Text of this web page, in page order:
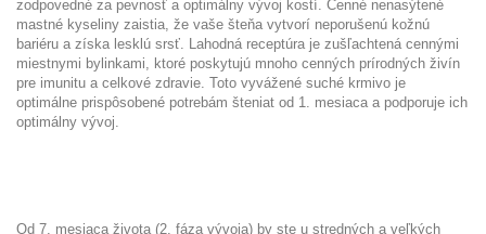
zodpovedné za pevnosť a optimálny vývoj kostí. Cenné nenasýtené
mastné kyseliny zaistia, že vaše šteňa vytvorí neporušenú kožnú
bariéru a získa lesklú srsť. Lahodná receptúra je zušľachtená cennými
miestnymi bylinkami, ktoré poskytujú mnoho cenných prírodných živín
pre imunitu a celkové zdravie. Toto vyvážené suché krmivo je
optimálne prispôsobené potrebám šteniat od 1. mesiaca a podporuje ich
optimálny vývoj.
Od 7. mesiaca života (2. fáza vývoja) by ste u stredných a veľkých